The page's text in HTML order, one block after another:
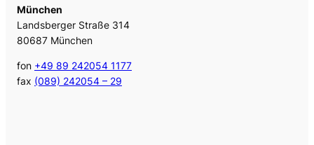
München
Landsberger Straße 314
80687 München
fon +49 89 242054 1177
fax (089) 242054 – 29